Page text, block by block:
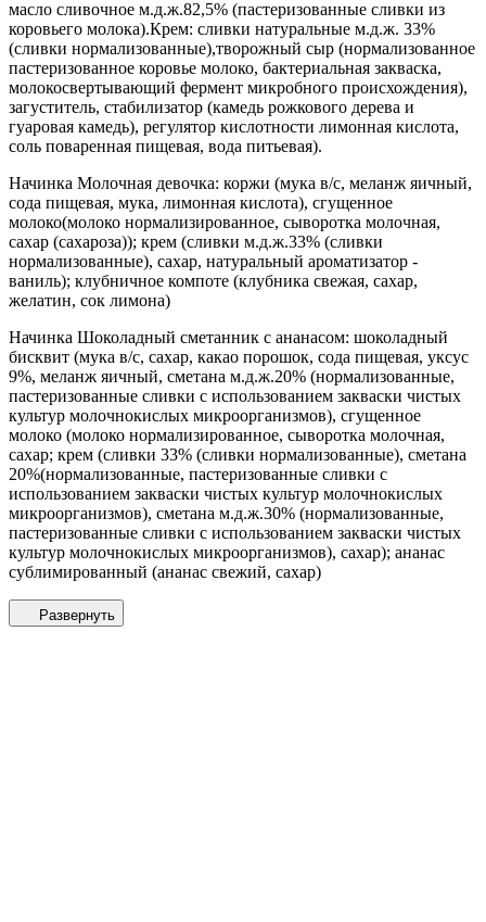
масло сливочное м.д.ж.82,5% (пастеризованные сливки из
коровьего молока).Крем: сливки натуральные м.д.ж. 33%
(сливки нормализованные),творожный сыр (нормализованное
пастеризованное коровье молоко, бактериальная закваска,
молокосвертывающий фермент микробного происхождения),
загуститель, стабилизатор (камедь рожкового дерева и
гуаровая камедь), регулятор кислотности лимонная кислота,
соль поваренная пищевая, вода питьевая).
Начинка Молочная девочка: коржи (мука в/с, меланж яичный,
сода пищевая, мука, лимонная кислота), сгущенное
молоко(молоко нормализированное, сыворотка молочная,
сахар (сахароза)); крем (сливки м.д.ж.33% (сливки
нормализованные), сахар, натуральный ароматизатор -
ваниль); клубничное компоте (клубника свежая, сахар,
желатин, сок лимона)
Начинка Шоколадный сметанник с ананасом: шоколадный
бисквит (мука в/с, сахар, какао порошок, сода пищевая, уксус
9%, меланж яичный, сметана м.д.ж.20% (нормализованные,
пастеризованные сливки с использованием закваски чистых
культур молочнокислых микроорганизмов), сгущенное
молоко (молоко нормализированное, сыворотка молочная,
сахар; крем (сливки 33% (сливки нормализованные), сметана
20%(нормализованные, пастеризованные сливки с
использованием закваски чистых культур молочнокислых
микроорганизмов), сметана м.д.ж.30% (нормализованные,
пастеризованные сливки с использованием закваски чистых
культур молочнокислых микроорганизмов), сахар); ананас
сублимированный (ананас свежий, сахар)
Развернуть